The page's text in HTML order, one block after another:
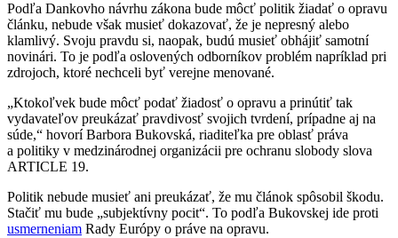
Podľa Dankovho návrhu zákona bude môcť politik žiadať o opravu
článku, nebude však musieť dokazovať, že je nepresný alebo
klamlivý. Svoju pravdu si, naopak, budú musieť obhájiť samotní
novinári. To je podľa oslovených odborníkov problém napríklad pri
zdrojoch, ktoré nechceli byť verejne menované.
„Ktokoľvek bude môcť podať žiadosť o opravu a prinútiť tak
vydavateľov preukázať pravdivosť svojich tvrdení, prípadne aj na
súde,“ hovorí Barbora Bukovská, riaditeľka pre oblasť práva
a politiky v medzinárodnej organizácii pre ochranu slobody slova
ARTICLE 19.
Politik nebude musieť ani preukázať, že mu článok spôsobil škodu.
Stačiť mu bude „subjektívny pocit“. To podľa Bukovskej ide proti
usmerneniam Rady Európy o práve na opravu.